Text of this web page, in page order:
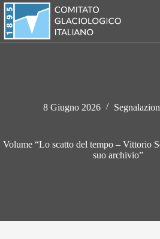
Salta
contenuto
8 Giugno 2026
Volume “Lo scatto del tempo – Vittorio
suo archivio”